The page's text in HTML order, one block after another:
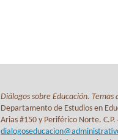
Diálogos sobre Educación.
Departamento de Estudios en
Arias #150 y Periférico Norte.